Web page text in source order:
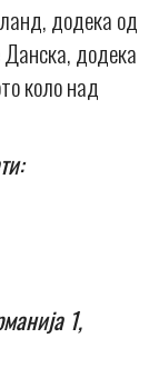
додека од
Данска, додека
коло над
1,